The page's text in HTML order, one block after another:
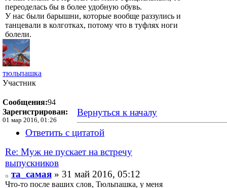
переоделась бы в более удобную обувь.
У нас были барышни, которые вообще раззулись и
танцевали в колготках, потому что в туфлях ноги
болели.
тюльпашка
Участник
Сообщения:94
Зарегистрирован:
01 мар 2016, 01:26
Вернуться к началу
Ответить с цитатой
Re: Муж не пускает на встречу
выпускников
та_самая» 31 май 2016, 05:12
Что-то после ваших слов, Тюльпашка, у меня